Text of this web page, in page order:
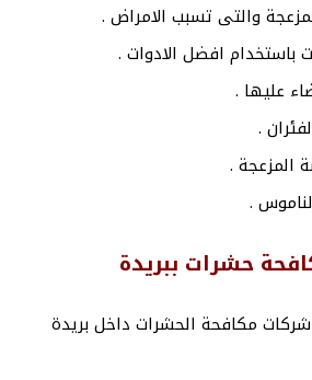
والتى تسبب الامراض .
افضل الادوات .
عليها .
.
المزعجة .
.
حشرات ببريدة
مكافحة الحشرات داخل بريدة